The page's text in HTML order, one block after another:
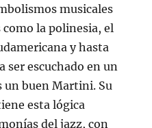
musicales
la polinesia, el
y hasta
ser escuchado en un
un buen Martini. Su
esta lógica
del jazz, con